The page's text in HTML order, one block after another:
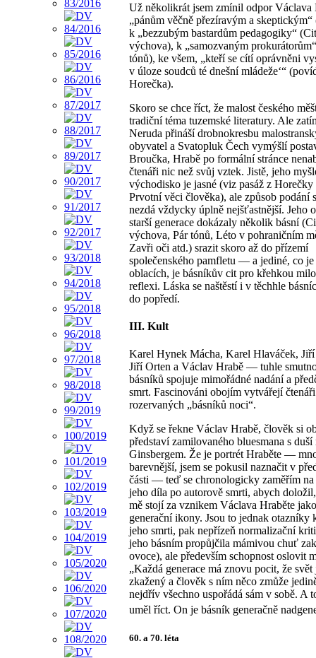
Už několikrát jsem zmínil odpor Václava
„pánům věčně přezíravým a
k „bezzubým bastardům pedagogiky“
výchova), k „samozvaným
tónů), ke všem, „kteří se cítí oprávněni
v úloze soudců té dnešní mládeže‘“
Horečka).
Skoro se chce říct, že malost českého
tradiční téma tuzemské literatury. Ale
Neruda přináší drobnokresbu
obyvatel a Svatopluk Čech vymýšlí
Broučka, Hrabě po formální stránce
čtenáři nic než svůj vztek. Jistě, jeho
východisko je jasné (viz pasáž z
Prvotní věci člověka), ale způsob podání
nezdá vždycky úplně nejšťastnější. Jeho
starší generace dokázaly několik básní
výchova, Pár tónů, Léto v pohraničním
Zavři oči atd.) srazit skoro až do přízemí
společenského pamfletu — a jediné, co
oblacích, je básníkův cit pro křehkou
reflexi. Láska se naštěstí i v těchhle
do popředí.
III. Kult
Karel Hynek Mácha, Karel Hlaváček,
Jiří Orten a Václav Hrabě — tuhle
básníků spojuje mimořádné nadání a
smrt. Fascinováni obojím vytvářejí
rozervaných „básníků noci“.
Když se řekne Václav Hrabě, člověk si
představí zamilovaného bluesmana s
Ginsbergem. Že je portrét Hraběte —
barevnější, jsem se pokusil naznačit v
části — teď se chronologicky zaměřím na
jeho díla po autorově smrti, abych
mě stojí za vznikem Václava Hraběte jako
generační ikony. Jsou to jednak otazníky
jeho smrti, pak nepřízeň normalizační
jeho básním propůjčila mámivou chuť
ovoce), ale především schopnost oslovit
„Každá generace má znovu pocit, že svět
zkažený a člověk s ním něco zmůže
nejdřív všechno uspořádá sám v sobě. A
uměl říct. On je básník generačně
60. a 70. léta